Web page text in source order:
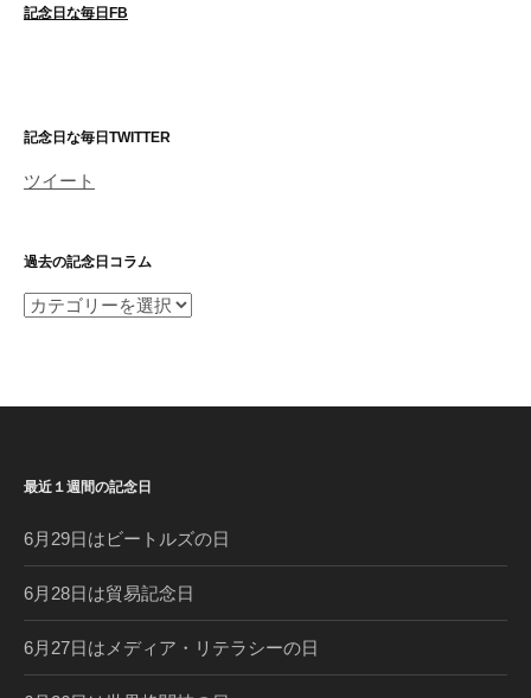
記念日な毎日FB
記念日な毎日TWITTER
ツイート
過去の記念日コラム
過
コ
ム
最近１週間の記念日
6月29日はビートルズの日
6月28日は貿易記念日
6月27日はメディア・リテラシーの日